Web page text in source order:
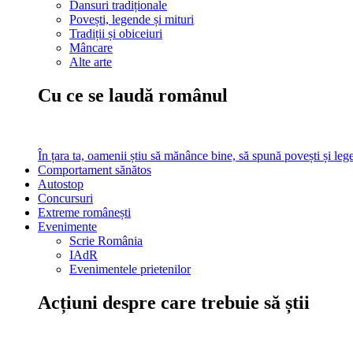
Dansuri tradiționale
Povești, legende și mituri
Tradiții și obiceiuri
Mâncare
Alte arte
Cu ce se laudă românul
În țara ta, oamenii știu să mănânce bine, să spună povești și
Comportament sănătos
Autostop
Concursuri
Extreme românești
Evenimente
Scrie România
IAdR
Evenimentele prietenilor
Acțiuni despre care trebuie să știi